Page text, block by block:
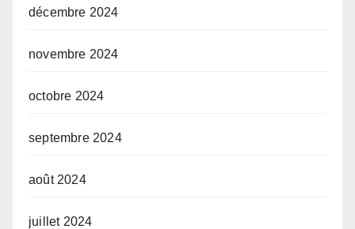
décembre 2024
novembre 2024
octobre 2024
septembre 2024
août 2024
juillet 2024